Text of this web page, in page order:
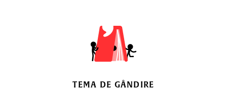
TEMA DE GÂNDIRE